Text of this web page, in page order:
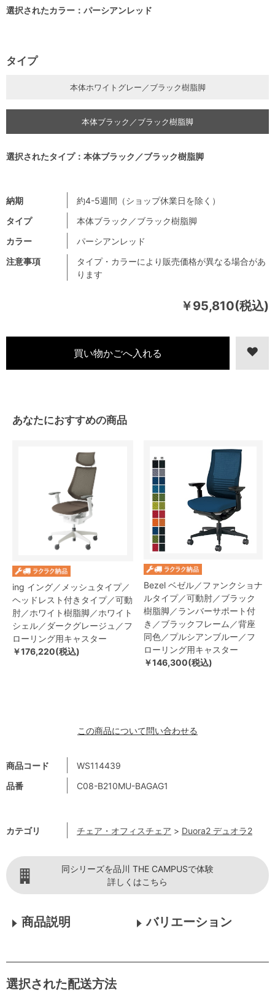
￥95,810(税込)
商品コード
WS114439
品番
C08-B210MU-BAGAG1
カテゴリ チェア・オフィスチェア > Duora2 デュオラ2
注意事項
タイプ・カラーにより販売価格が異なる場合があ
ります
納期
約4-5週間（ショップ休業日を除く）
タイプ
本体ブラック／ブラック樹脂脚
カラー
パーシアンレッド
選択されたカラー：パーシアンレッド
タイプ
本体ホワイトグレー／ブラック樹脂脚
本体ブラック／ブラック樹脂脚
選択されたタイプ：本体ブラック／ブラック樹脂脚
あなたにおすすめの商品
ing イング／メッシュタイプ／
ヘッドレスト付きタイプ／可動
肘／ホワイト樹脂脚／ホワイト
シェル／ダークグレージュ／フ
ローリング用キャスター
￥176,220(税込)
Bezel ベゼル／ファンクショナ
ルタイプ／可動肘／ブラック
樹脂脚／ランバーサポート付
き／ブラックフレーム／背座
同色／プルシアンブルー／フ
ローリング用キャスター
￥146,300(税込)
この商品について問い合わせる
同シリーズを品川 THE CAMPUSで体験
詳しくはこちら
商品説明 バリエーション
選択された配送方法